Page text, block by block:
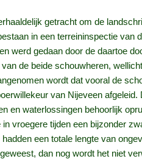
getracht om de
in een terreininspectie
werd gedaan door de daartoe
de beide schouwheren,
wordt dat vooral de
van Nijeveen
en waterlossingen behoorlijk
vroegere tijden een bijzonder
een totale lengte van
dan nog wordt het niet